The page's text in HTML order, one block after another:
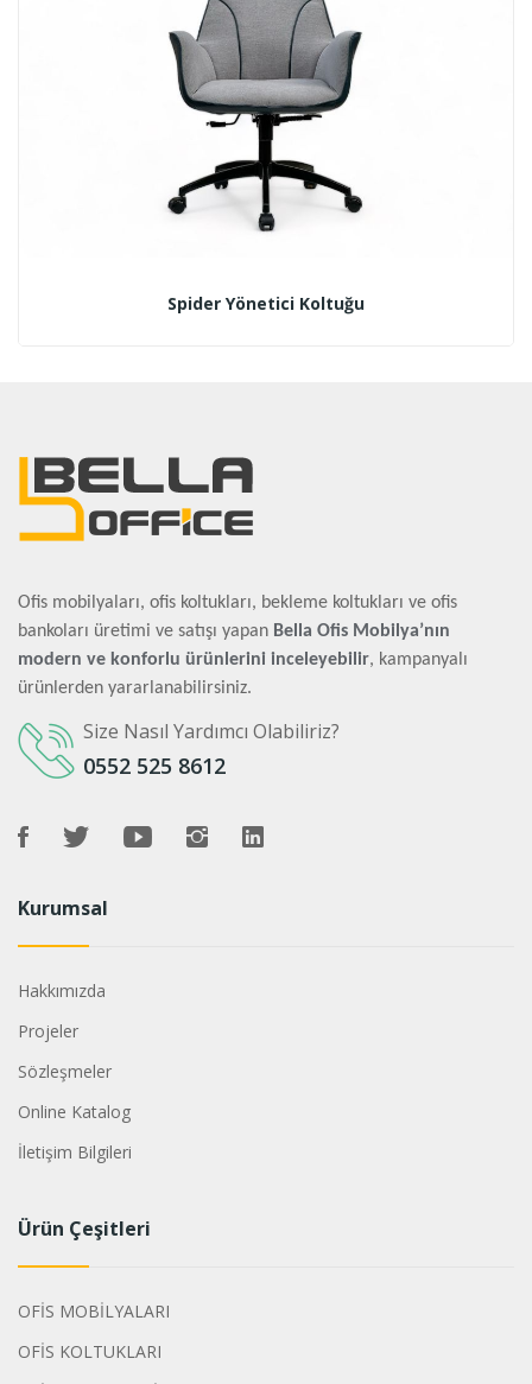
Spider Yönetici Koltuğu
Ofis mobilyaları, ofis koltukları, bekleme koltukları ve ofis
bankoları üretimi ve satışı yapan Bella Ofis Mobilya’nın
modern ve konforlu ürünlerini inceleyebilir, kampanyalı
ürünlerden yararlanabilirsiniz.
Size Nasıl Yardımcı Olabiliriz?
0552 525 8612
Kurumsal
Hakkımızda
Projeler
Sözleşmeler
Online Katalog
İletişim Bilgileri
Ürün Çeşitleri
OFİS MOBİLYALARI
OFİS KOLTUKLARI